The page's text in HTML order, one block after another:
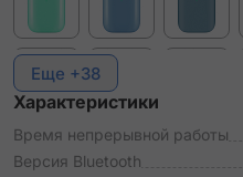
Еще +38
Характеристики
Время непрерывной работы
Версия Bluetooth